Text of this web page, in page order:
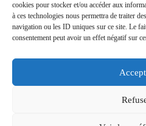
cookies pour stocker et/ou accéder aux
à ces technologies nous permettra de traiter
navigation ou les ID uniques sur ce site. Le
consentement peut avoir un effet négatif sur
Plume Caraïbe: conseil
rédaction
Foodîles Agency: lab + média
Cuisines mobiles